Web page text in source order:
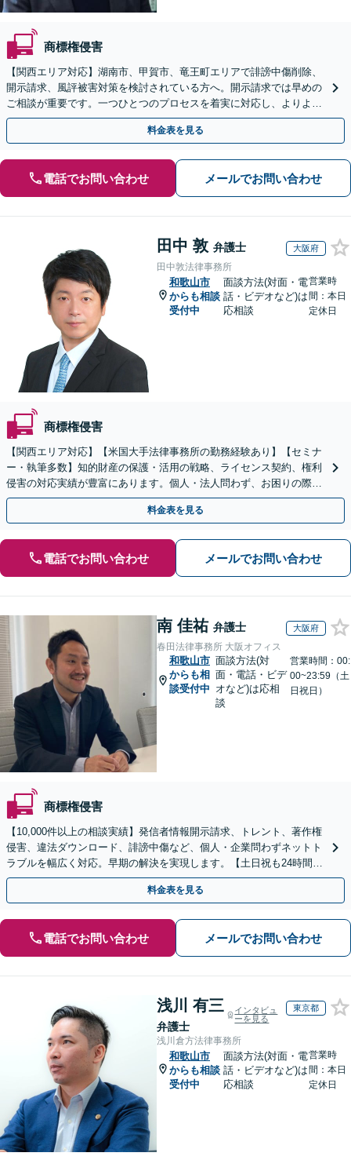
商標権侵害
【関西エリア対応】湖南市、甲賀市、竜王町エリアで誹謗中傷削除、
開示請求、風評被害対策を検討されている方へ。開示請求では早めの
ご相談が重要です。一つひとつのプロセスを着実に対応し、よりよい
解決に向けて尽力いたします【Web面談OK】
料金表を見る
電話でお問い合わせ メールでお問い合わせ
田中 敦 弁護士 大阪府
田中敦法律事務所
和歌山市
からも相談
受付中
面談方法(対面・電
話・ビデオなど)は
応相談
営業時
間：本日
定休日
商標権侵害
【関西エリア対応】【米国大手法律事務所の勤務経験あり】【セミナ
ー・執筆多数】知的財産の保護・活用の戦略、ライセンス契約、権利
侵害の対応実績が豊富にあります。個人・法人問わず、お困りの際は
お気軽にご相談ください。【弁護士歴15年以上】
料金表を見る
電話でお問い合わせ メールでお問い合わせ
南 佳祐 弁護士 大阪府
春田法律事務所 大阪オフィス
和歌山市
からも相
談受付中
面談方法(対
面・電話・ビデ
オなど)は応相
談
営業時間：00:
00~23:59（土
日祝日）
商標権侵害
【10,000件以上の相談実績】発信者情報開示請求、トレント、著作権
侵害、違法ダウンロード、誹謗中傷など、個人・企業問わずネットト
ラブルを幅広く対応。早期の解決を実現します。【土日祝も24時間受
付／初回相談無料】
料金表を見る
電話でお問い合わせ メールでお問い合わせ
浅川 有三
弁護士
インタビュ
ーを見る
東京都
浅川倉方法律事務所
和歌山市
からも相談
受付中
面談方法(対面・電
話・ビデオなど)は
応相談
営業時
間：本日
定休日